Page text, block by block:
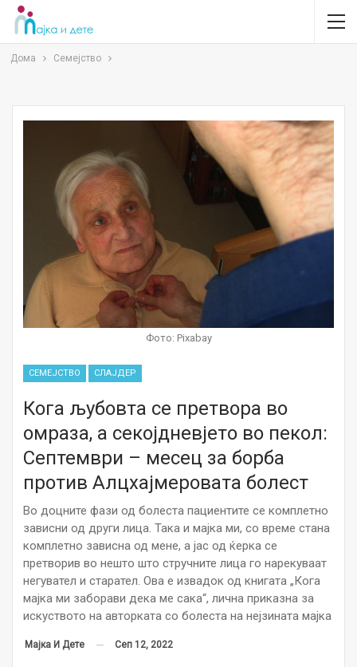
Дома Семејство
Фото: Pixabay
СЕМЕЈСТВО СЛАЈДЕР
Кога љубовта се претвора во
омраза, а секојдневјето во пекол:
Септември – месец за борба
против Алцхајмеровата болест
Во доцните фази од болеста пациентите се комплетно
зависни од други лица. Така и мајка ми, со време стана
комплетно зависна од мене, а јас од ќерка се
претворив во нешто што стручните лица го нарекуваат
негувател и старател. Ова е извадок од книгата „Кога
мајка ми заборави дека ме сака“, лична приказна за
искуството на авторката со болеста на нејзината мајка
Мајка И Дете Сеп 12, 2022